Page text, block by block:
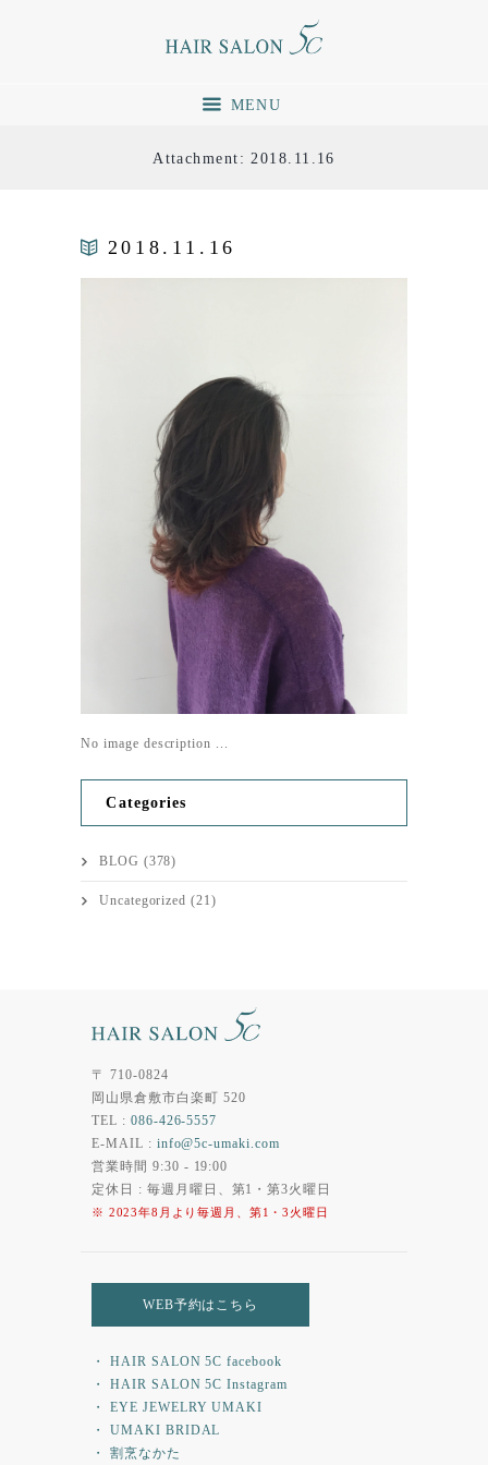
MENU
Attachment: 2018.11.16
2018.11.16
No image description ...
Categories
BLOG (378)
Uncategorized (21)
〒 710-0824
岡山県倉敷市白楽町 520
TEL : 086-426-5557
E-MAIL : info@5c-umaki.com
営業時間 9:30 - 19:00
定休日 : 毎週月曜日、第1・第3火曜日
※ 2023年8月より毎週月、第1・3火曜日
WEB予約はこちら
・ HAIR SALON 5C facebook
・ HAIR SALON 5C Instagram
・ EYE JEWELRY UMAKI
・ UMAKI BRIDAL
・ 割烹なかた